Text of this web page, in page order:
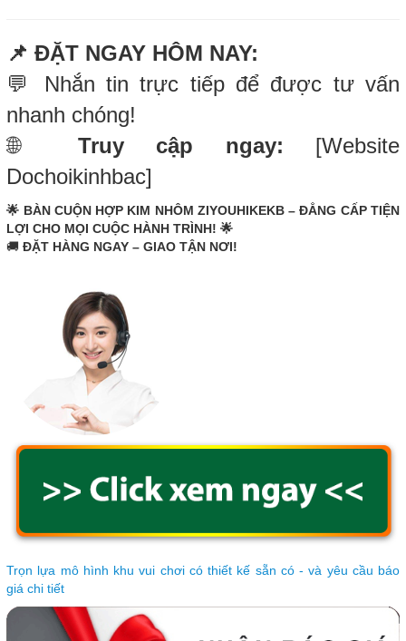
📌 ĐẶT NGAY HÔM NAY:
💬 Nhắn tin trực tiếp để được tư vấn
nhanh chóng!
🌐 Truy cập ngay: [Website
Dochoikinhbac]
🌟 BÀN CUỘN HỢP KIM NHÔM ZIYOUHIKEKB – ĐẲNG CẤP TIỆN
LỢI CHO MỌI CUỘC HÀNH TRÌNH! 🌟
🚚 ĐẶT HÀNG NGAY – GIAO TẬN NƠI!
Trọn lựa mô hình khu vui chơi có thiết kế sẵn có - và yêu cầu báo
giá chi tiết